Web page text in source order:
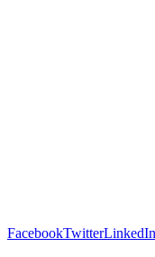
FacebookTwitterLinkedIn